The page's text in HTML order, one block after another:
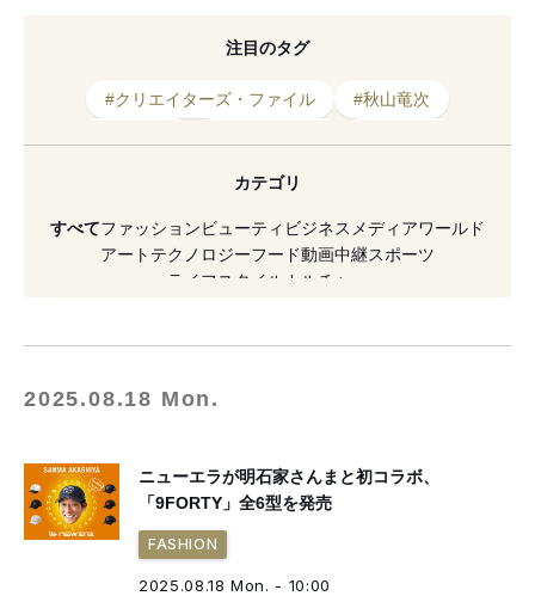
注目のタグ
#クリエイターズ・ファイル
#秋山竜次
#YOKO FUCHIGAMI
#期間限定
#2025年発売
#マタニティ
カテゴリ
すべてファッションビューティ ビジネス メディアワールド
アート テクノロジーフード動画中継スポーツ
ライフスタイル
カルチャー
2025.08.18 Mon.
ニューエラが明石家さんまと初コラボ、
「9FORTY」全6型を発売
FASHION
2025.08.18 Mon. - 10:00